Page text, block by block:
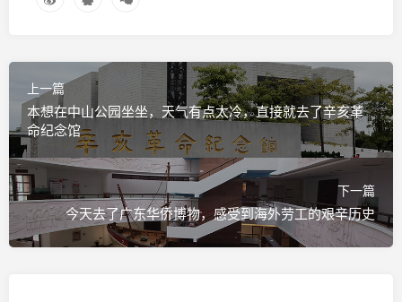
上一篇
本想在中山公园坐坐，天气有点太冷，直接就去了辛亥革
命纪念馆
下一篇
今天去了广东华侨博物，感受到海外劳工的艰辛历史